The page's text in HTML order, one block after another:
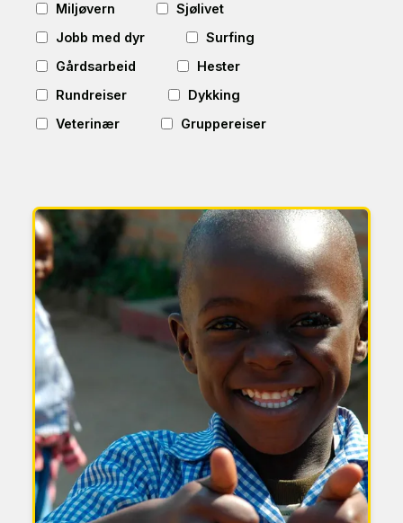
Miljøvern
Sjølivet
Jobb med dyr
Surfing
Gårdsarbeid
Hester
Rundreiser
Dykking
Veterinær
Gruppereiser